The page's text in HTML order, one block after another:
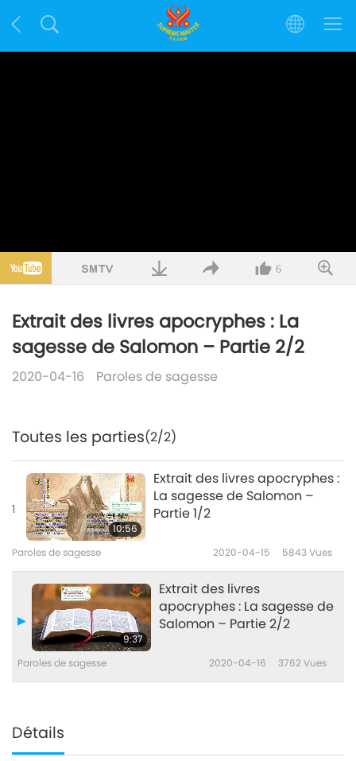
6
Extrait des livres apocryphes : La
sagesse de Salomon – Partie 2/2
2020-04-16 Paroles de sagesse
Toutes les parties(2/2)
1
10:56
Extrait des livres apocryphes :
La sagesse de Salomon –
Partie 1/2
Paroles de sagesse 2020-04-15 5843Vues
9:37
Extrait des livres
apocryphes : La sagesse de
Salomon – Partie 2/2
Paroles de sagesse 2020-04-16 3762Vues
Détails